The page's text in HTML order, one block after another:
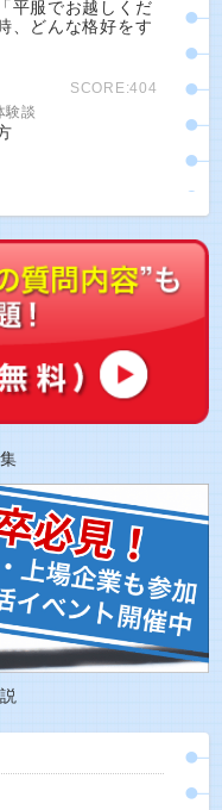
平服でお越しくだ
、どんな格好をす
SCORE:404
験談